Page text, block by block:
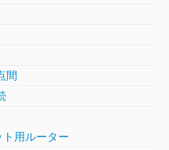
間
ト用ルーター